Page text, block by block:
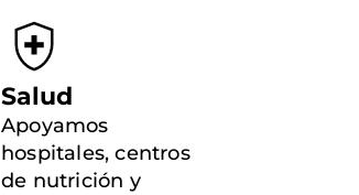
Salud
Apoyamos
hospitales, centros
de nutrición y